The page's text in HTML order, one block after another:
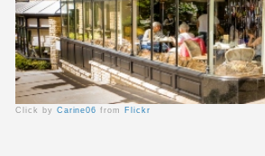
Click by Carine06 from Flickr